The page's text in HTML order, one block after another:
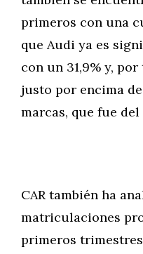
primeros con una
que Audi ya es
con un 31,9% y,
justo por encima
marcas, que fue
CAR también ha
matriculaciones
primeros